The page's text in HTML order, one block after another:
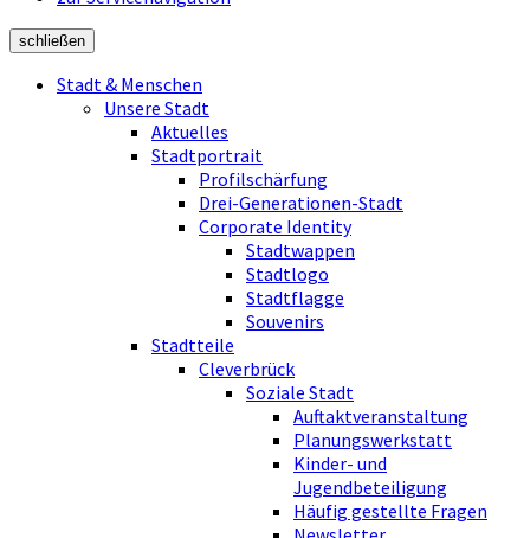
schließen
Stadt & Menschen
Unsere Stadt
Aktuelles
Stadtportrait
Profilschärfung
Drei-Generationen-Stadt
Corporate Identity
Stadtwappen
Stadtlogo
Stadtflagge
Souvenirs
Stadtteile
Cleverbrück
Soziale Stadt
Auftaktveranstaltung
Planungswerkstatt
Kinder- und
Jugendbeteiligung
Häufig gestellte Fragen